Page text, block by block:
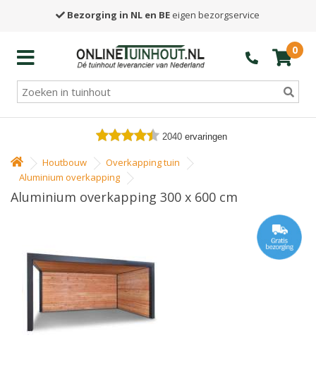
Bezorging in NL en BE eigen bezorgservice
0
2040 ervaringen
Houtbouw
Overkapping tuin
Aluminium overkapping
Aluminium overkapping 300 x 600 cm